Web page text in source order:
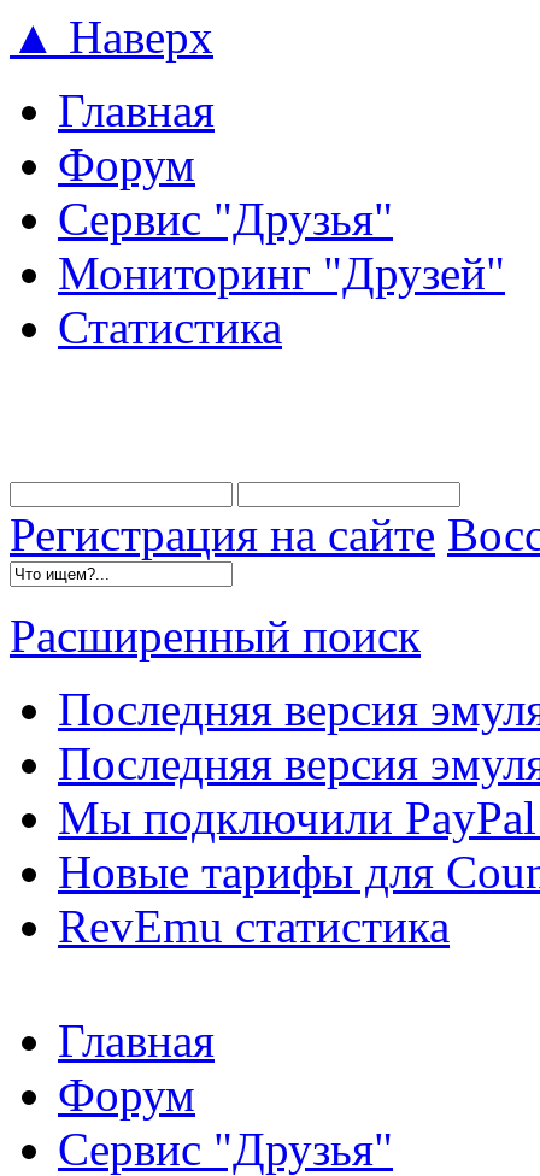
▲ Наверх
Главная
Форум
Сервис "Друзья"
Мониторинг "Друзей"
Статистика
Регистрация на сайте
Расширенный поиск
Последняя версия
Последняя версия
Мы подключили PayPal
Новые тарифы для
RevEmu статистика
Главная
Форум
Сервис "Друзья"